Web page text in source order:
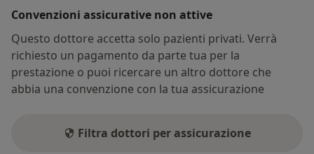
Convenzioni assicurative non attive
Questo dottore accetta solo pazienti privati. Verrà
richiesto un pagamento da parte tua per la
prestazione o puoi ricercare un altro dottore che
abbia una convenzione con la tua assicurazione
Filtra dottori per assicurazione